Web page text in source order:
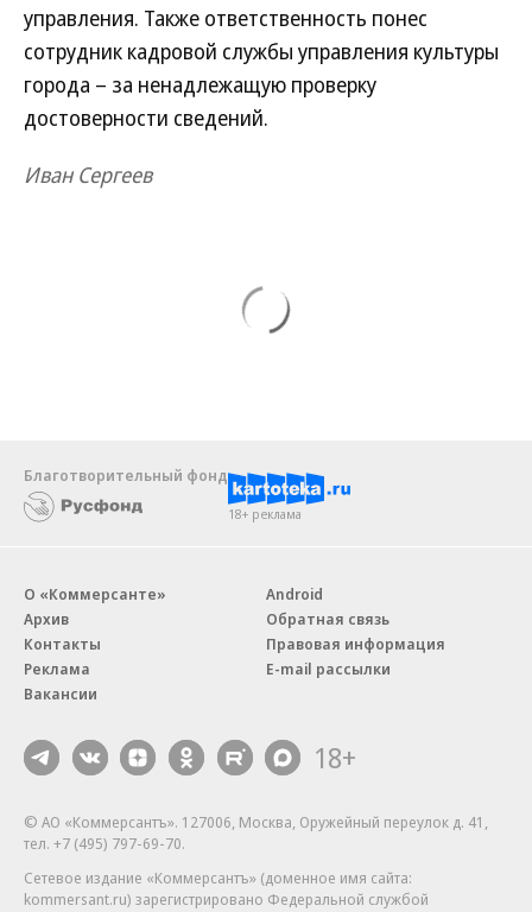
управления. Также ответственность понес
сотрудник кадровой службы управления культуры
города – за ненадлежащую проверку
достоверности сведений.
Иван Сергеев
Благотворительный фонд
18+ реклама
О «Коммерсанте»
Архив
Контакты
Реклама
Вакансии
Android
Обратная связь
Правовая информация
E-mail рассылки
18+
© АО «Коммерсантъ». 127006, Москва, Оружейный переулок д. 41,
тел. +7 (495) 797-69-70.
Сетевое издание «Коммерсантъ» (доменное имя сайта:
kommersant.ru) зарегистрировано Федеральной службой